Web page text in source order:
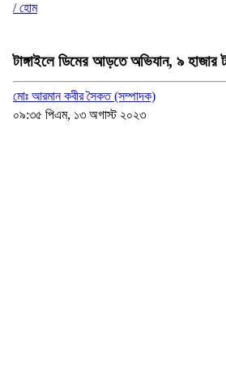
/ হোম
টাঙ্গাইলে ডিমের আড়তে অভিযান, ৯ হাজার
মোঃ আরমান কবীর সৈকত (সম্পাদক)
০৯:৩৫ পিএম, ১৩ অগাস্ট ২০২৩